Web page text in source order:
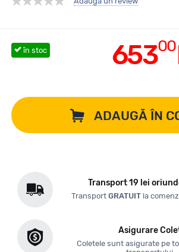
65300
în stoc
ADAUGĂ ÎN
Transport 19 lei
Transport GRATUITla
Asigurare
Coletele sunt asigurate pe